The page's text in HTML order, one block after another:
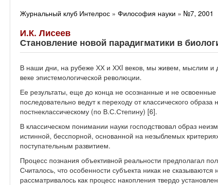
Журнальный клуб Интелрос » Философия науки » №7, 2001
И.К. Лисеев
Становление новой парадигматики в
В наши дни, на рубеже ХХ и ХХI веков, мы живем, мыслим и
веке эпистемологической революции.
Ее результаты, еще до конца не осознанные и не
последовательно ведут к переходу от классического
постнеклассическому (по В.С.Степину) [6].
В классическом понимании науки господствовал образ
истинной, бесспорной, основанной на незыблемых
поступательным развитием.
Процесс познания объективной реальности предполагал
Считалось, что особенности субъекта никак не сказываются
рассматривалось как процесс накопления твердо